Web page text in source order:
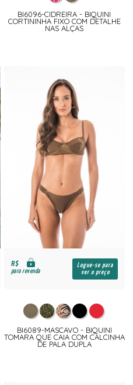
BI6096-CIDREIRA - BIQUINI
CORTININHA FIXO COM DETALHE
NAS ALÇAS
R$
para revenda
Logue-se para
ver o preço
BI6089-MASCAVO - BIQUINI
TOMARA QUE CAIA COM CALCINHA
DE PALA DUPLA